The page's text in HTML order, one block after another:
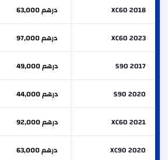
XC60 2018 درهم 63,000
XC60 2023 درهم 97,000
S90 2017 درهم 49,000
S90 2020 درهم 44,000
XC60 2021 درهم 92,000
XC90 2020 درهم 63,000